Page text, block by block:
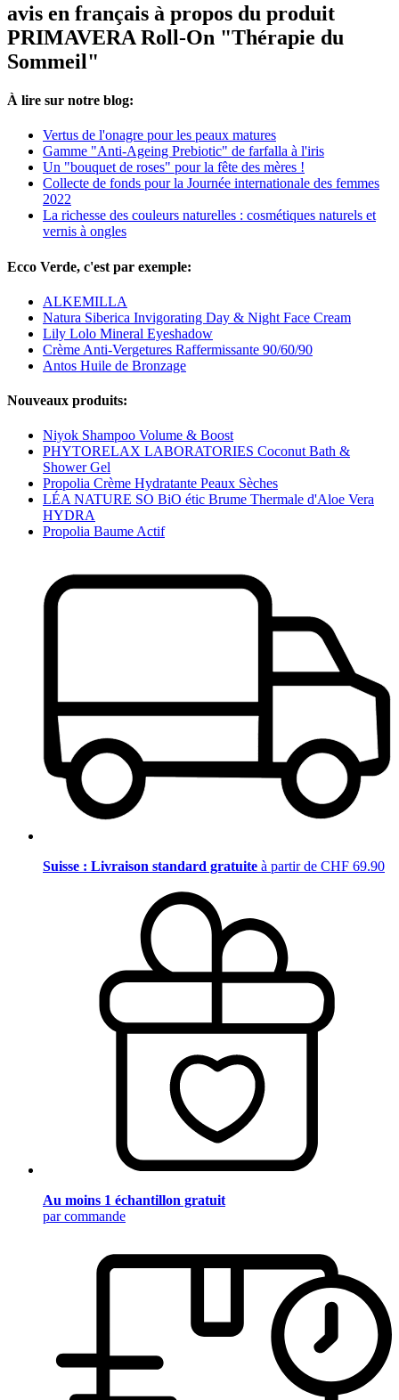
avis en français à propos du produit
PRIMAVERA Roll-On "Thérapie du
Sommeil"
À lire sur notre blog:
Vertus de l'onagre pour les peaux matures
Gamme "Anti-Ageing Prebiotic" de farfalla à l'iris
Un "bouquet de roses" pour la fête des mères !
Collecte de fonds pour la Journée internationale des femmes
2022
La richesse des couleurs naturelles : cosmétiques naturels et
vernis à ongles
Ecco Verde, c'est par exemple:
ALKEMILLA
Natura Siberica Invigorating Day & Night Face Cream
Lily Lolo Mineral Eyeshadow
Crème Anti-Vergetures Raffermissante 90/60/90
Antos Huile de Bronzage
Nouveaux produits:
Niyok Shampoo Volume & Boost
PHYTORELAX LABORATORIES Coconut Bath &
Shower Gel
Propolia Crème Hydratante Peaux Sèches
LÉA NATURE SO BiO étic Brume Thermale d'Aloe Vera
HYDRA
Propolia Baume Actif
Suisse : Livraison standard gratuite à partir de CHF 69.90
Au moins 1 échantillon gratuit
par commande